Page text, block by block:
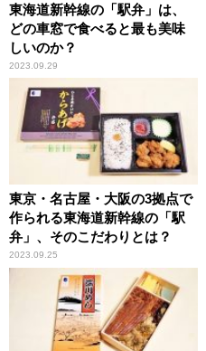
東海道新幹線の「駅弁」は、
どの車窓で食べると最も美味
しいのか？
2023.09.29
東京・名古屋・大阪の3拠点で
作られる東海道新幹線の「駅
弁」、そのこだわりとは？
2023.09.25